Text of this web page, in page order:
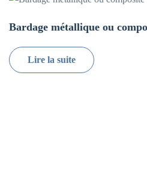
Bardage métallique ou
Lire la suite